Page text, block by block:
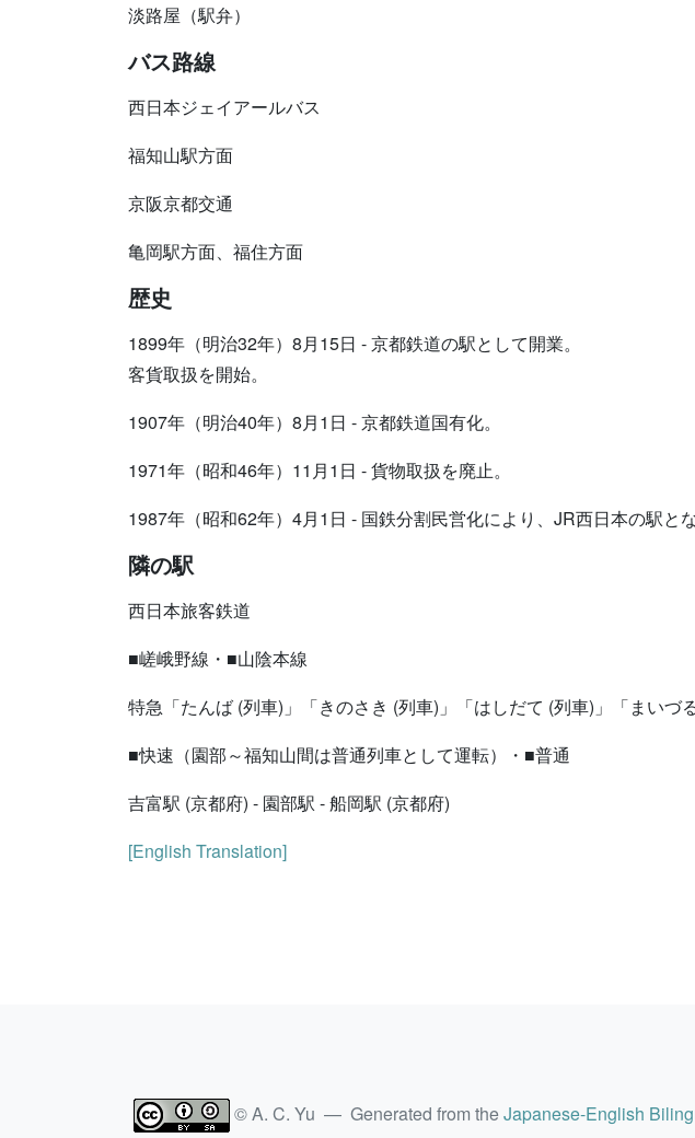
淡路屋（駅弁）
バス路線
西日本ジェイアールバス
福知山駅方面
京阪京都交通
亀岡駅方面、福住方面
歴史
1899年（明治32年）8月15日 - 京都鉄道の駅として開業。
客貨取扱を開始。
1907年（明治40年）8月1日 - 京都鉄道国有化。
1971年（昭和46年）11月1日 - 貨物取扱を廃止。
1987年（昭和62年）4月1日 - 国鉄分割民営化により、JR西日本の駅とな
隣の駅
西日本旅客鉄道
■嵯峨野線・■山陰本線
特急「たんば (列車)」「きのさき (列車)」「はしだて (列車)」「まいづ
■快速（園部～福知山間は普通列車として運転）・■普通
吉富駅 (京都府) - 園部駅 - 船岡駅 (京都府)
[English Translation]
© A. C. Yu — Generated from theJapanese-English